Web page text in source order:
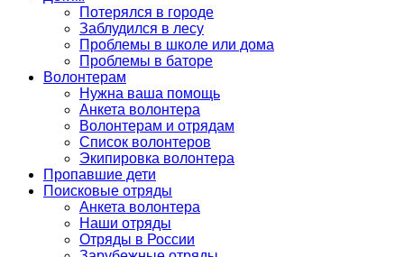
Потерялся в городе
Заблудился в лесу
Проблемы в школе или дома
Проблемы в баторе
Волонтерам
Нужна ваша помощь
Анкета волонтера
Волонтерам и отрядам
Список волонтеров
Экипировка волонтера
Пропавшие дети
Поисковые отряды
Анкета волонтера
Наши отряды
Отряды в России